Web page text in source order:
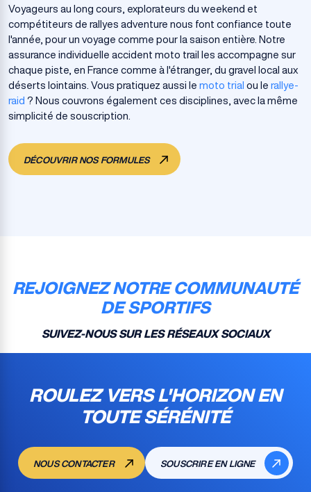
Voyageurs au long cours, explorateurs du weekend et
compétiteurs de rallyes adventure nous font confiance toute
l'année, pour un voyage comme pour la saison entière. Notre
assurance individuelle accident moto trail les accompagne sur
chaque piste, en France comme à l'étranger, du gravel local aux
déserts lointains. Vous pratiquez aussi le moto trial ou le rallye-
raid ? Nous couvrons également ces disciplines, avec la même
simplicité de souscription.
DÉCOUVRIR NOS FORMULES
REJOIGNEZ NOTRE COMMUNAUTÉ
DE SPORTIFS
SUIVEZ-NOUS SUR LES RÉSEAUX SOCIAUX
ROULEZ VERS L'HORIZON EN
TOUTE SÉRÉNITÉ
NOUS CONTACTER SOUSCRIRE EN LIGNE